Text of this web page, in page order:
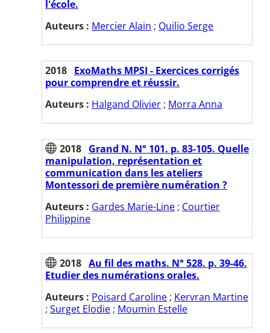
l'école.
Auteurs : Mercier Alain ; Quilio Serge
2018 ExoMaths MPSI - Exercices corrigés
pour comprendre et réussir.
Auteurs : Halgand Olivier ; Morra Anna
2018 Grand N. N° 101. p. 83-105. Quelle
manipulation, représentation et
communication dans les ateliers
Montessori de première numération ?
Auteurs : Gardes Marie-Line ; Courtier
Philippine
2018 Au fil des maths. N° 528. p. 39-46.
Etudier des numérations orales.
Auteurs : Poisard Caroline ; Kervran Martine
; Surget Elodie ; Moumin Estelle